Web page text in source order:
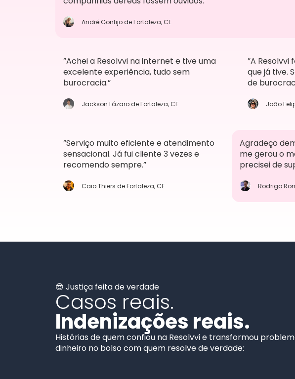
André Gontijo de Fortaleza, CE
”Achei a Resolvvi na internet e tive uma
excelente experiência, tudo sem
burocracia.”
Jackson Lázaro de Fortaleza, CE
”A
que já tive.
de
João
”Serviço muito eficiente e atendimento
sensacional. Já fui cliente 3 vezes e
recomendo sempre.”
Caio Thiers de Fortaleza, CE
Agradeço
me gerou o
precisei de
Rodrigo
😎 Justiça feita de verdade
Casos reais.
Indenizações reais.
Histórias de quem confiou na Resolvvi e transformou
dinheiro no bolso com quem resolve de verdade: